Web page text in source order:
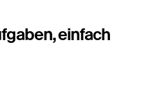
einfach